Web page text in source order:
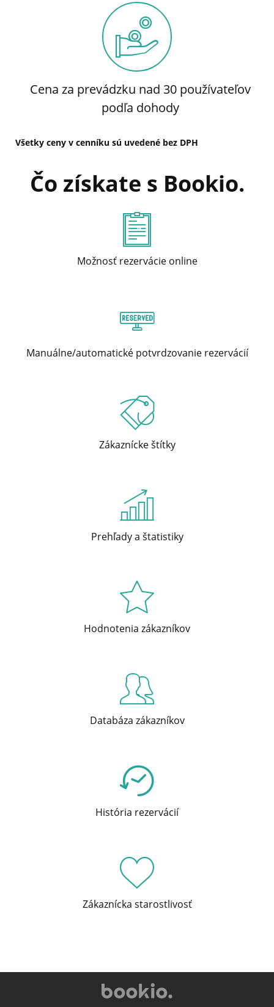
Cena za prevádzku nad 30 používateľov
podľa dohody
Všetky ceny v cenníku sú uvedené bez DPH
Čo získate s Bookio.
Možnosť rezervácie online
Manuálne/automatické potvrdzovanie rezervácií
Zákaznícke štítky
Prehľady a štatistiky
Hodnotenia zákazníkov
Databáza zákazníkov
História rezervácií
Zákaznícka starostlivosť